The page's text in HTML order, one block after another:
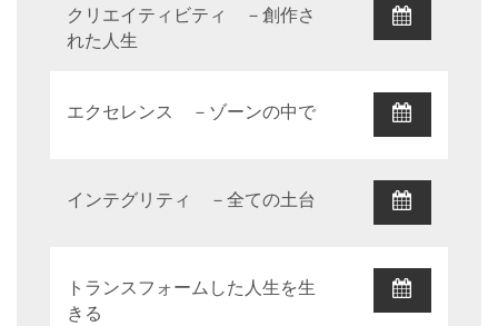
クリエイティビティ －創作さ
れた人生
エクセレンス －ゾーンの中で
インテグリティ －全ての土台
トランスフォームした人生を生
きる